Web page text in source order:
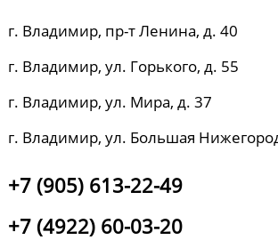
г. Владимир, пр-т Ленина, д. 40
г. Владимир, ул. Горького, д. 55
г. Владимир, ул. Мира, д. 37
г. Владимир, ул. Большая
+7 (905) 613-22-49
+7 (4922) 60-03-20